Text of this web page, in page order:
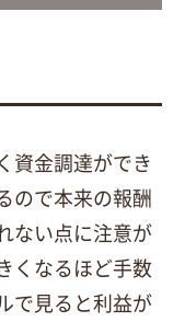
資金調達ができ
ので本来の報酬
ない点に注意が
くなるほど手数
で見ると利益が